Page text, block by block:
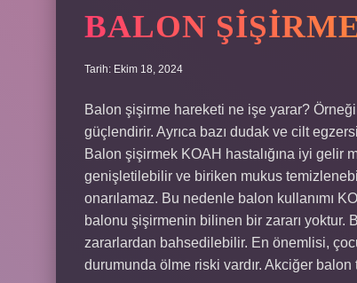
BALON
Tarih: Ekim 18, 2024
Balon şişirme hareketi ne işe yarar?
güçlendirir. Ayrıca bazı dudak ve cilt
Balon şişirmek KOAH hastalığına iyi
genişletilebilir ve biriken mukus
onarılamaz. Bu nedenle balon kullanımı
balonu şişirmenin bilinen bir zararı yoktur.
zararlardan bahsedilebilir. En önemlisi,
durumunda ölme riski vardır. Akciğer